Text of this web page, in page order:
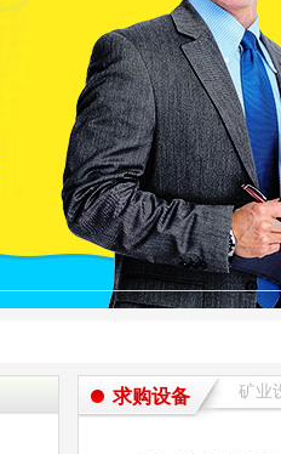
求购设备 矿业